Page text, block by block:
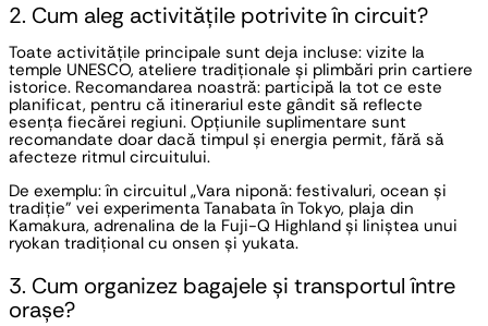
2. Cum aleg activitățile potrivite în circuit?
Toate activitățile principale sunt deja incluse: vizite la
temple UNESCO, ateliere tradiționale și plimbări prin cartiere
istorice. Recomandarea noastră: participă la tot ce este
planificat, pentru că itinerariul este gândit să reflecte
esența fiecărei regiuni. Opțiunile suplimentare sunt
recomandate doar dacă timpul și energia permit, fără să
afecteze ritmul circuitului.
De exemplu: în circuitul „Vara niponă: festivaluri, ocean și
tradiție” vei experimenta Tanabata în Tokyo, plaja din
Kamakura, adrenalina de la Fuji-Q Highland și liniștea unui
ryokan tradițional cu onsen și yukata.
3. Cum organizez bagajele și transportul între
orașe?